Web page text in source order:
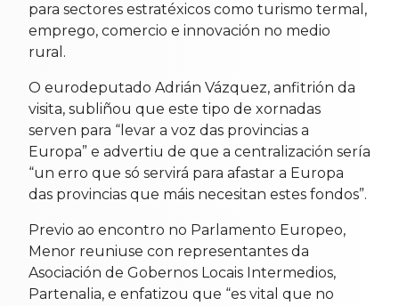
para sectores estratéxicos como turismo termal,
emprego, comercio e innovación no medio
rural.
O eurodeputado Adrián Vázquez, anfitrión da
visita, subliñou que este tipo de xornadas
serven para “levar a voz das provincias a
Europa” e advertiu de que a centralización sería
“un erro que só servirá para afastar a Europa
das provincias que máis necesitan estes fondos”.
Previo ao encontro no Parlamento Europeo,
Menor reuniuse con representantes da
Asociación de Gobernos Locais Intermedios,
Partenalia, e enfatizou que “es vital que no